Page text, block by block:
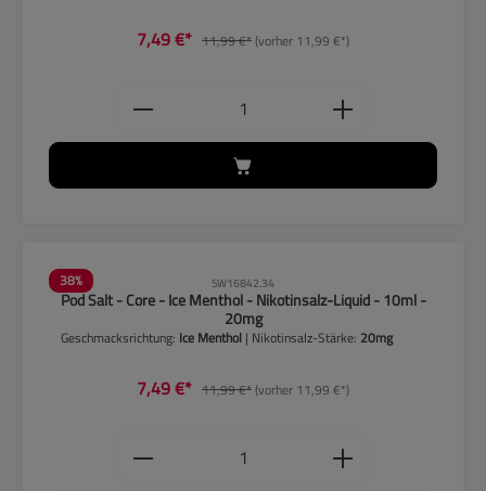
7,49 €* 11,99 €*(vorher 11,99 €*)
Produkt Anzahl: Gib den
38% SW16842.34
Pod Salt - Core - Ice Menthol - Nikotinsalz-Liquid - 10ml -
20mg
Geschmacksrichtung: Ice Menthol | Nikotinsalz-Stärke: 20mg
7,49 €* 11,99 €*(vorher 11,99 €*)
Produkt Anzahl: Gib den